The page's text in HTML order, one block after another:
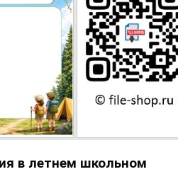
в летнем школьном